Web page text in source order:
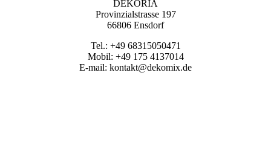
DEKORIA
Provinzialstrasse 197
66806 Ensdorf
Tel.: +49 68315050471
Mobil: +49 175 4137014
E-mail: kontakt@dekomix.de